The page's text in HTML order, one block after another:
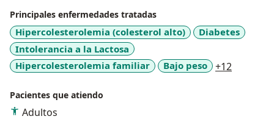
Principales enfermedades tratadas
Hipercolesterolemia (colesterol alto)
Diabetes
Intolerancia a la Lactosa
Hipercolesterolemia familiar
Bajo peso +12
Pacientes que atiendo
Adultos